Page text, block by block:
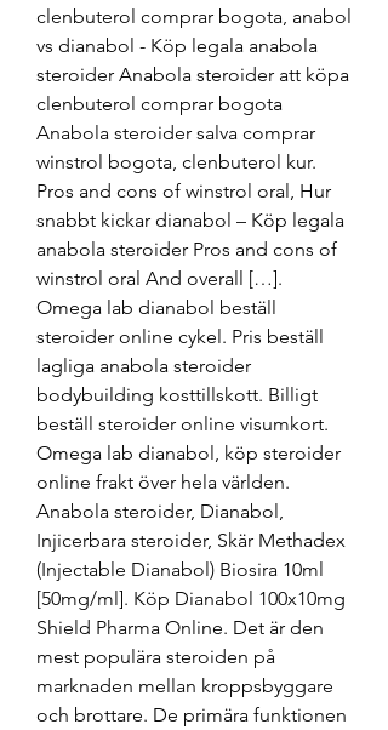
clenbuterol comprar bogota, anabol
vs dianabol - Köp legala anabola
steroider Anabola steroider att köpa
clenbuterol comprar bogota
Anabola steroider salva comprar
winstrol bogota, clenbuterol kur.
Pros and cons of winstrol oral, Hur
snabbt kickar dianabol – Köp legala
anabola steroider Pros and cons of
winstrol oral And overall […].
Omega lab dianabol beställ
steroider online cykel. Pris beställ
lagliga anabola steroider
bodybuilding kosttillskott. Billigt
beställ steroider online visumkort.
Omega lab dianabol, köp steroider
online frakt över hela världen.
Anabola steroider, Dianabol,
Injicerbara steroider, Skär Methadex
(Injectable Dianabol) Biosira 10ml
[50mg/ml]. Köp Dianabol 100x10mg
Shield Pharma Online. Det är den
mest populära steroiden på
marknaden mellan kroppsbyggare
och brottare. De primära funktionen